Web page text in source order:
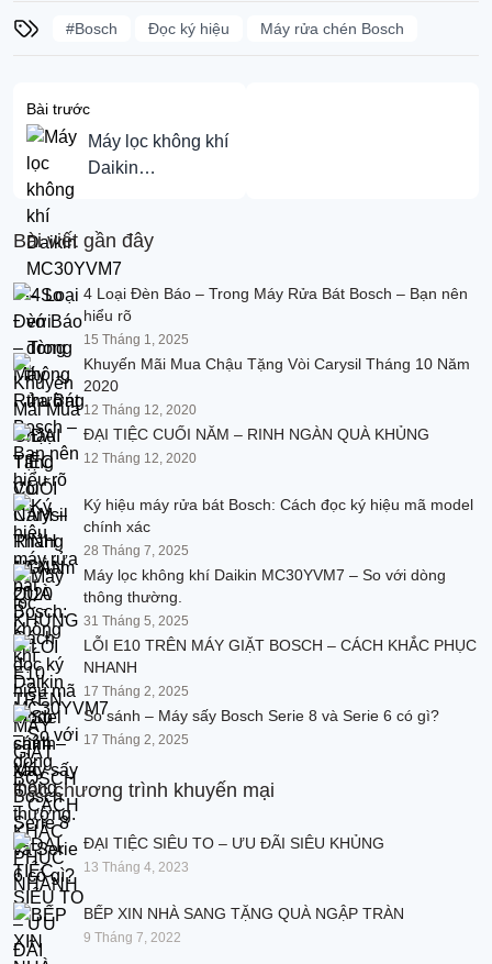
#Bosch Đọc ký hiệu Máy rửa chén Bosch
Bài trước
Máy lọc không khí
Daikin
thường.
Bài viết gần đây
4 Loại Đèn Báo – Trong Máy Rửa Bát Bosch – Bạn nên
hiểu rõ
15 Tháng 1, 2025
Khuyến Mãi Mua Chậu Tặng Vòi Carysil Tháng 10 Năm
2020
12 Tháng 12, 2020
ĐẠI TIỆC CUỐI NĂM – RINH NGÀN QUÀ KHỦNG
12 Tháng 12, 2020
Ký hiệu máy rửa bát Bosch: Cách đọc ký hiệu mã model
chính xác
28 Tháng 7, 2025
Máy lọc không khí Daikin MC30YVM7 – So với dòng
thông thường.
31 Tháng 5, 2025
LỖI E10 TRÊN MÁY GIẶT BOSCH – CÁCH KHẮC PHỤC
NHANH
17 Tháng 2, 2025
So sánh – Máy sấy Bosch Serie 8 và Serie 6 có gì?
17 Tháng 2, 2025
Các chương trình khuyến mại
ĐẠI TIỆC SIÊU TO – ƯU ĐÃI SIÊU KHỦNG
13 Tháng 4, 2023
BẾP XIN NHÀ SANG TẶNG QUÀ NGẬP TRÀN
9 Tháng 7, 2022